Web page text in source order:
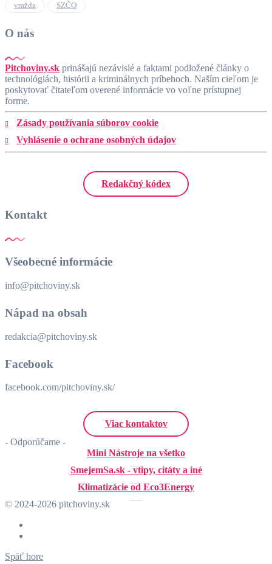
vražda SZČO
O nás
Pitchoviny.sk prinášajú nezávislé a faktami podložené články o
technológiách, histórii a kriminálnych príbehoch. Naším cieľom je
poskytovať čitateľom overené informácie vo voľne prístupnej
forme.
Zásady používania súborov cookie
Vyhlásenie o ochrane osobných údajov
Redakčný kódex
Kontakt
Všeobecné informácie
info@pitchoviny.sk
Nápad na obsah
redakcia@pitchoviny.sk
Facebook
facebook.com/pitchoviny.sk/
Viac kontaktov
- Odporúčame -
Mini Nástroje na všetko
SmejemSa.sk - vtipy, citáty a iné
Klimatizácie od Eco3Energy
© 2024-2026 pitchoviny.sk
Späť hore